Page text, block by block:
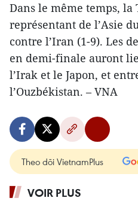
Dans le même temps,
représentant de l’Asie
contre l’Iran (1-9). Les
en demi-finale auront
l’Irak et le Japon, et
l’Ouzbékistan. – VNA
Theo dõi VietnamPlus
VOIR PLUS